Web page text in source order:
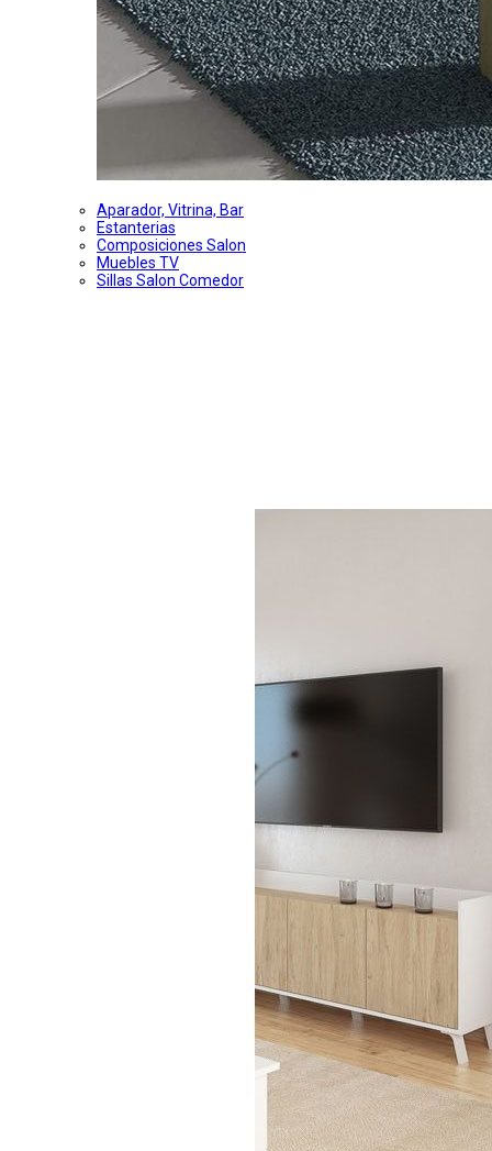
Aparador, Vitrina, Bar
Estanterias
Composiciones Salon
Muebles TV
Sillas Salon Comedor